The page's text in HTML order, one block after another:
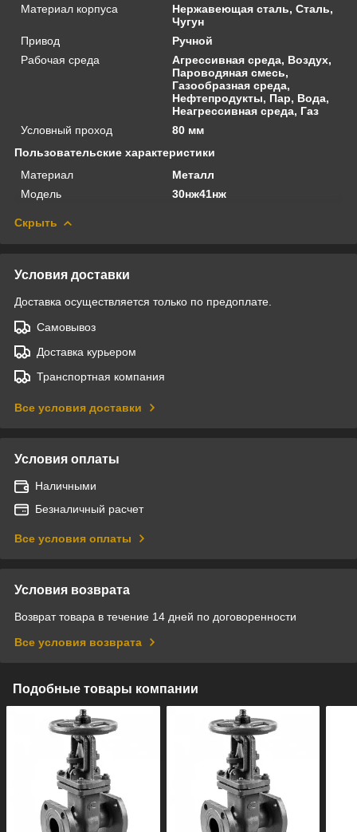
Материал корпуса
Нержавеющая сталь, Сталь,
Чугун
Привод
Ручной
Рабочая среда
Агрессивная среда, Воздух,
Пароводяная смесь,
Газообразная среда,
Нефтепродукты, Пар, Вода,
Неагрессивная среда, Газ
Условный проход
80 мм
Пользовательские характеристики
Материал
Металл
Модель
30нж41нж
Скрыть
Условия доставки
Доставка осуществляется только по предоплате.
Самовывоз
Доставка курьером
Транспортная компания
Все условия доставки
Условия оплаты
Наличными
Безналичный расчет
Все условия оплаты
Условия возврата
Возврат товара в течение 14 дней по договоренности
Все условия возврата
Подобные товары компании